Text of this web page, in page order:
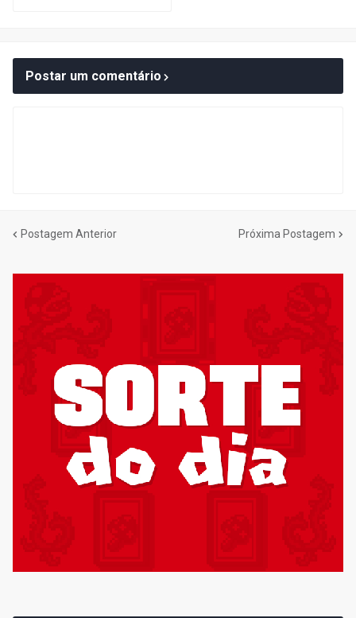
Postar um comentário
Postagem Anterior Próxima Postagem